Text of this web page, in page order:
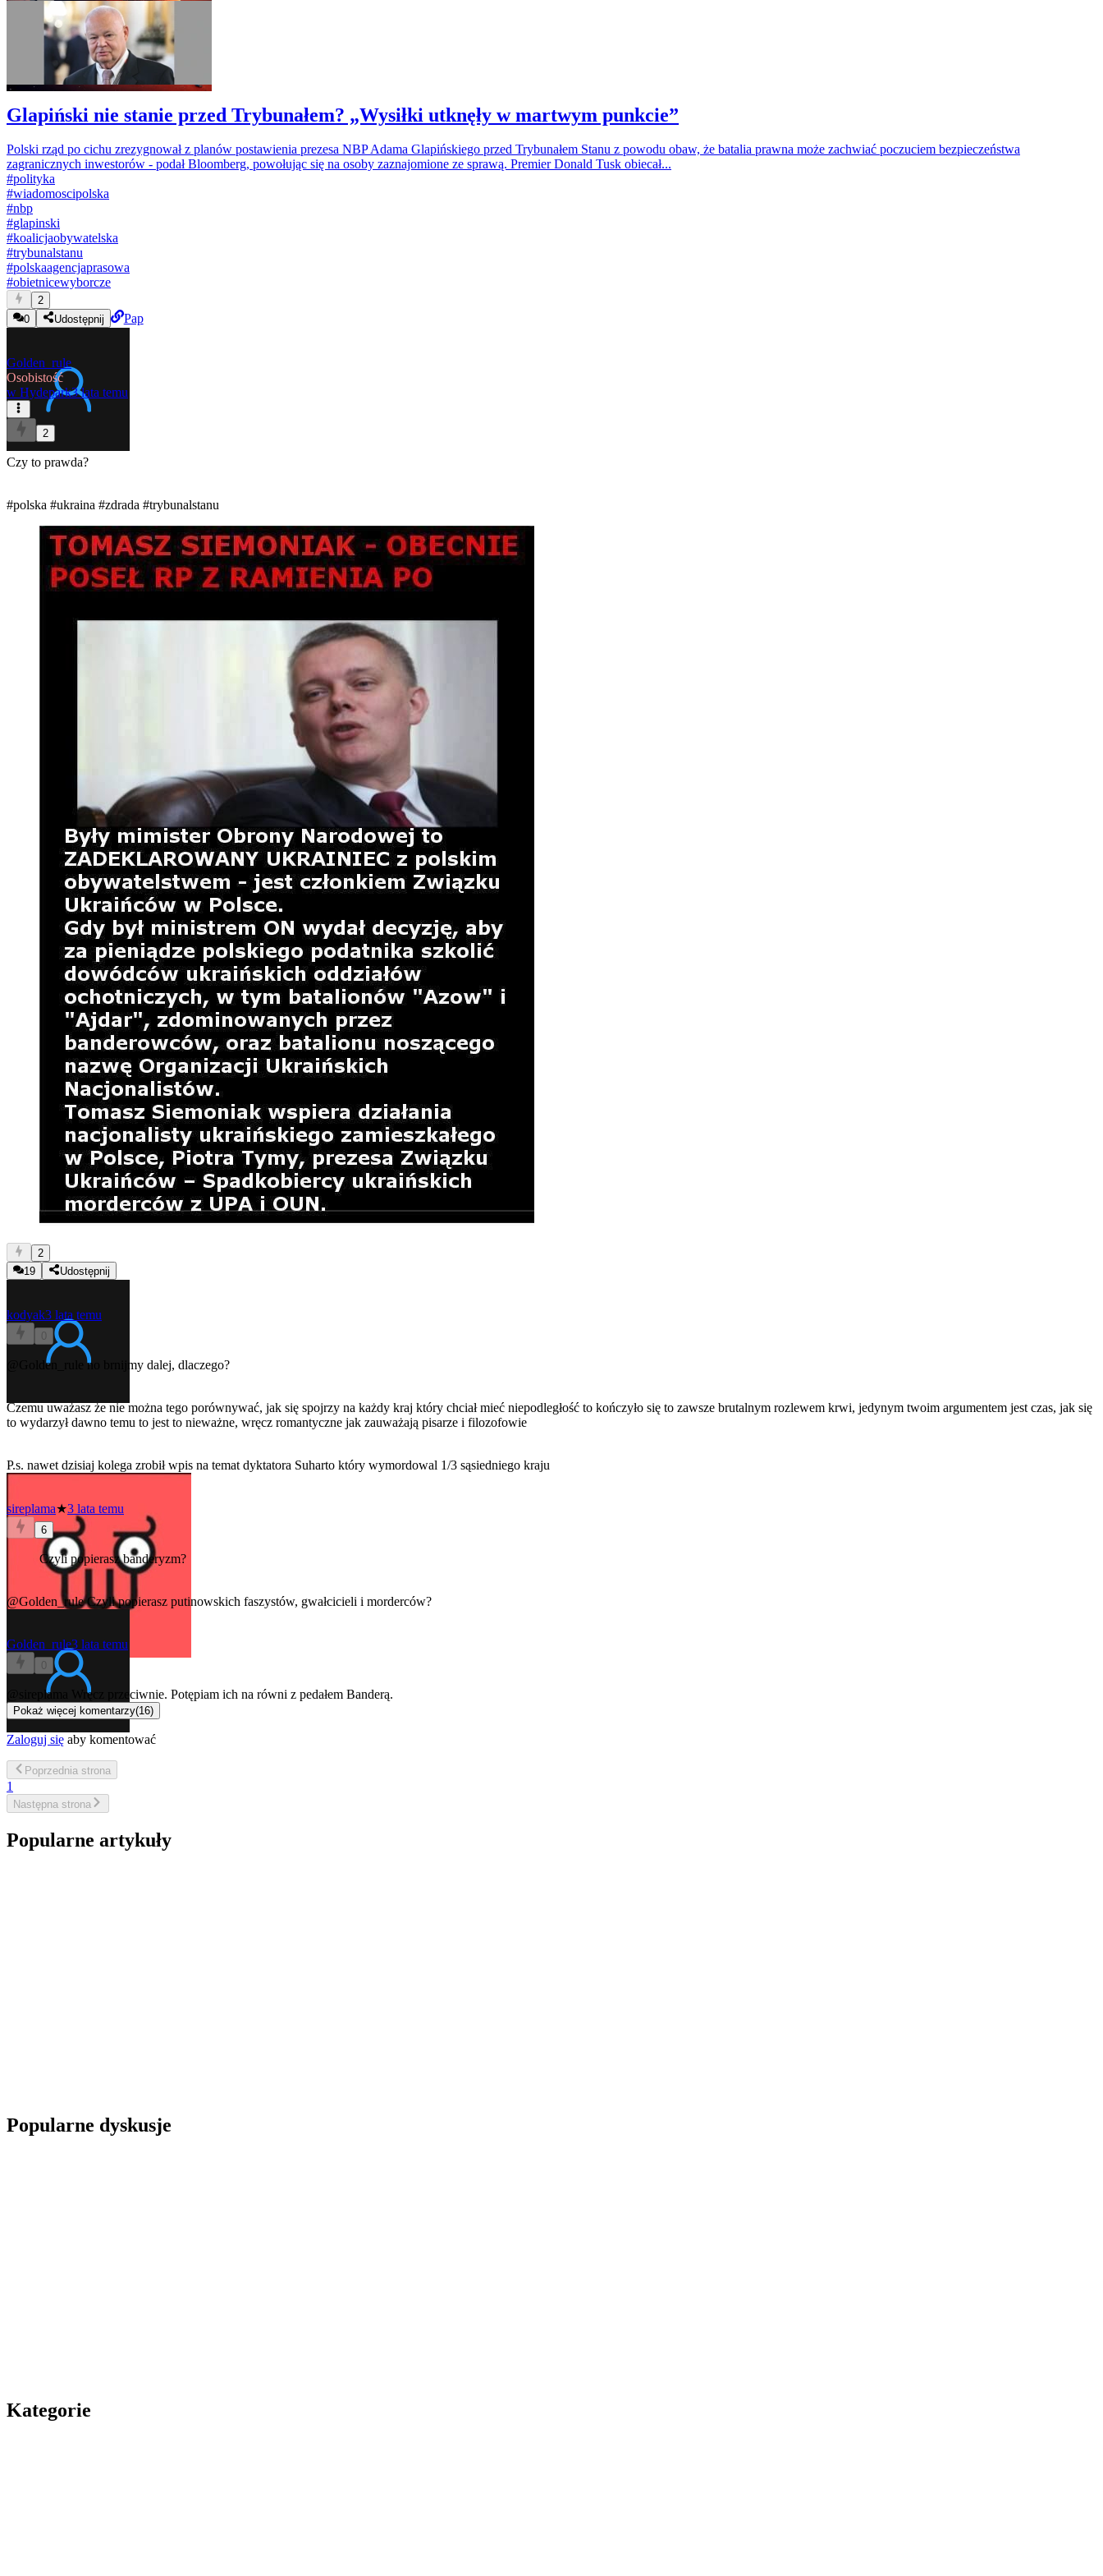
Glapiński nie stanie przed Trybunałem? „Wysiłki utknęły w martwym punkcie”
Polski rząd po cichu zrezygnował z planów postawienia prezesa NBP Adama Glapińskiego przed Trybunałem Stanu z powodu obaw, że batalia prawna może zachwiać poczuciem bezpieczeństwa
zagranicznych inwestorów - podał Bloomberg, powołując się na osoby zaznajomione ze sprawą. Premier Donald Tusk obiecał...
#polityka
#wiadomoscipolska
#nbp
#glapinski
#koalicjaobywatelska
#trybunalstanu
#polskaagencjaprasowa
#obietnicewyborcze
2
0
Udostępnij Pap
Golden_rule
Osobistość
w Hydepark3 lata temu
2
Czy to prawda?
#polska #ukraina #zdrada #trybunalstanu
2
19
Udostępnij
kodyak3 lata temu
0
@Golden_rule no brnijmy dalej, dlaczego?
Czemu uważasz że nie można tego porównywać, jak się spojrzy na każdy kraj który chciał mieć niepodległość to kończyło się to zawsze brutalnym rozlewem krwi, jedynym twoim argumentem jest czas, jak się
to wydarzył dawno temu to jest to nieważne, wręcz romantyczne jak zauważają pisarze i filozofowie
P.s. nawet dzisiaj kolega zrobił wpis na temat dyktatora Suharto który wymordowal 1/3 sąsiedniego kraju
sireplama★3 lata temu
6
Czyli popierasz banderyzm?
@Golden_ruleCzyli popierasz putinowskich faszystów, gwałcicieli i morderców?
Golden_rule3 lata temu
0
@sireplama Wręcz przeciwnie. Potępiam ich na równi z pedałem Banderą.
Pokaż więcej komentarzy(16)
Zaloguj się aby komentować
Poprzednia strona
1
Następna strona
Popularne artykuły
Popularne dyskusje
Kategorie